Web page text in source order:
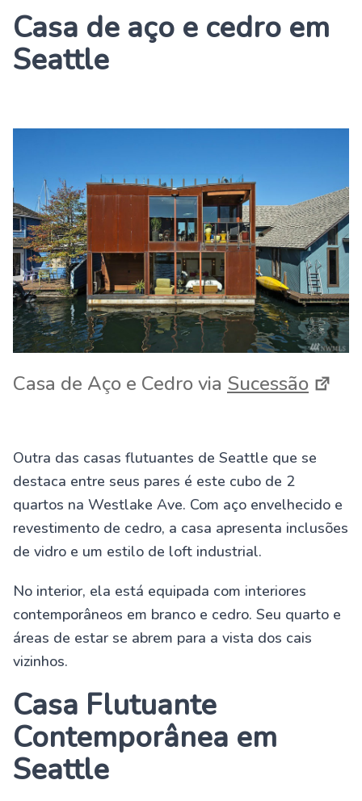
Casa de aço e cedro em
Seattle
Casa de Aço e Cedro via Sucessão
Outra das casas flutuantes de Seattle que se
destaca entre seus pares é este cubo de 2
quartos na Westlake Ave. Com aço envelhecido e
revestimento de cedro, a casa apresenta inclusões
de vidro e um estilo de loft industrial.
No interior, ela está equipada com interiores
contemporâneos em branco e cedro. Seu quarto e
áreas de estar se abrem para a vista dos cais
vizinhos.
Casa Flutuante
Contemporânea em
Seattle